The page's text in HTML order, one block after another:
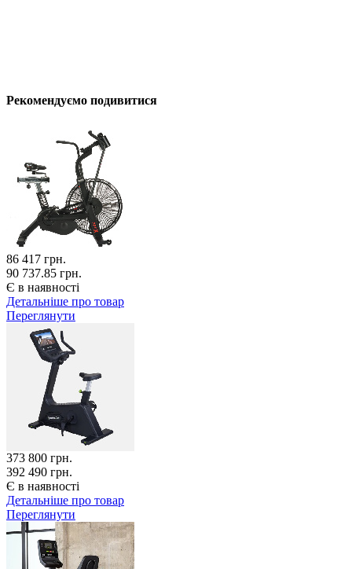
Рекомендуємо подивитися
86 417 грн.
90 737.85 грн.
Є в наявності
Детальніше про товар
Переглянути
373 800 грн.
392 490 грн.
Є в наявності
Детальніше про товар
Переглянути